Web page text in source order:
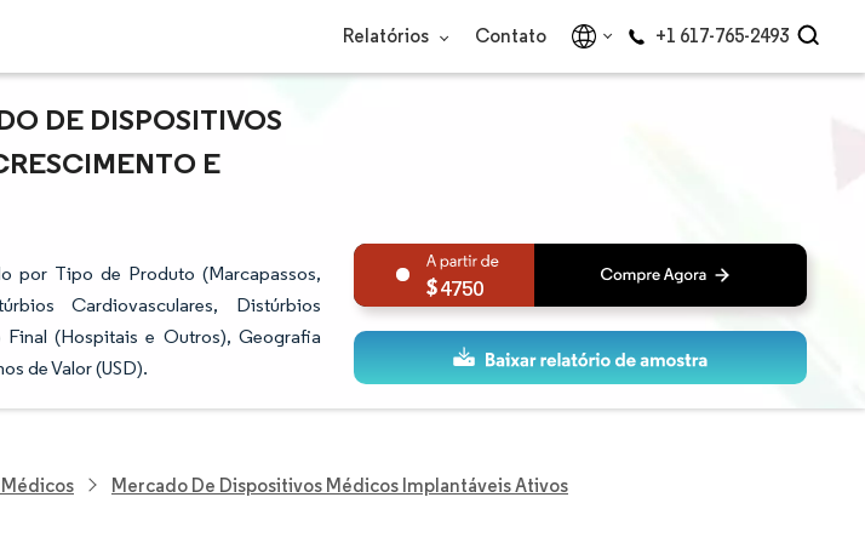
Relatórios Contato +1 617-765-2493
DE DISPOSITIVOS
E
por Tipo de Produto (Marcapassos,
Cardiovasculares, Distúrbios
(Hospitais e Outros), Geografia
de Valor (USD).
4750
Mercado De Dispositivos Médicos Implantáveis Ativos